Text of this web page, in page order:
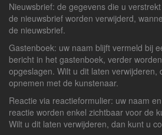
Nieuwsbrief: de gegevens die u
de nieuwsbrief worden verwijderd,
de nieuwsbrief.
Gastenboek: uw naam blijft vermeld bij
bericht in het gastenboek, verder
opgeslagen. Wilt u dit laten verwijderen,
opnemen met de kunstenaar.
Reactie via reactieformulier: uw naam
reactie worden enkel zichtbaar voor de
Wilt u dit laten verwijderen, dan kunt u